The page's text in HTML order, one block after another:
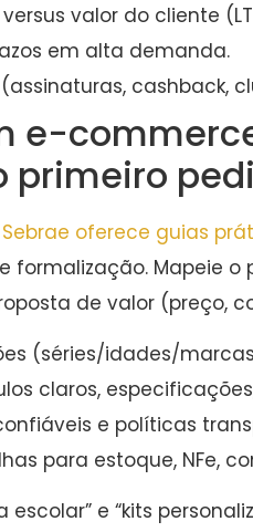
valor do cliente
em alta demanda.
cashback,
e-
primeiro
Sebrae oferece guias
formalização. Mapeie o
de valor (preço,
(séries/idades/
claros,
e políticas
para estoque, NFe,
e “kits